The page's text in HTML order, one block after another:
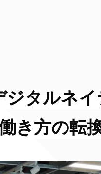
ジタルネ
き方の転